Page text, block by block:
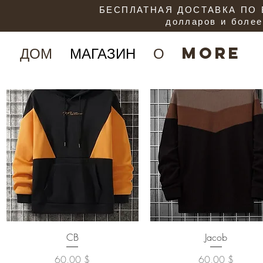
ДОМ МАГАЗИН О More
БЕСПЛАТНАЯ ДОСТАВКА ПО
долларов и
Быстрый просмотр
CB
Цена
60,00 $
Быстрый просмотр
Jacob
Цена
60,00 $